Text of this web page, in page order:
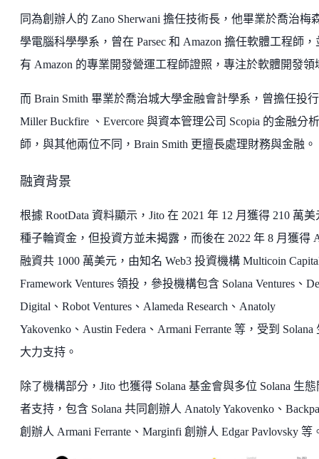
同為創辦人的 Zano Sherwani 擔任技術長，他畢業於喬治梅
學電腦科學學系，曾在 Parsec 和 Amazon 擔任軟體工程師，
有 Amazon 的專業開發營運工程師證照，專注於軟體開發領
而 Brain Smith 畢業於喬治城大學金融會計學系，曾擔任投行
Miller Buckfire 、Evercore 與資本管理公司 Scopia 的金融分析
師，與其他兩位不同，Brain Smith 更擅長處理財務與金融。
融資背景
根據 RootData 資料顯示，Jito 在 2021 年 12 月獲得 210 萬美
種子輪資金，但投資方並未揭露，而後在 2022 年 8 月獲得
融資共 1000 萬美元，由知名 Web3 投資機構 Multicoin
Framework Ventures 領投，參投機構包含 Solana Ventures、
Digital、Robot Ventures、Alameda Research、Anatoly
Yakovenko、Austin Federa、Armani Ferrante 等，受到 Solana
大力支持。
除了機構部分，Jito 也獲得 Solana 基金會與多位 Solana 生
者支持，包含 Solana 共同創辦人 Anatoly Yakovenko、
創辦人 Armani Ferrante、Marginfi 創辦人 Edgar Pavlovsky 等